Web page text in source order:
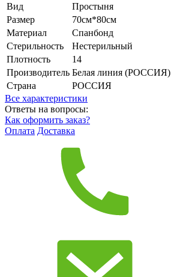
Вид
Простыня
Размер
70см*80см
Материал
Спанбонд
Стерильность
Нестерильный
Плотность
14
Производитель Белая линия (РОССИЯ)
Страна
РОССИЯ
Все характеристики
Ответы на вопросы:
Как оформить заказ?
Оплата Доставка